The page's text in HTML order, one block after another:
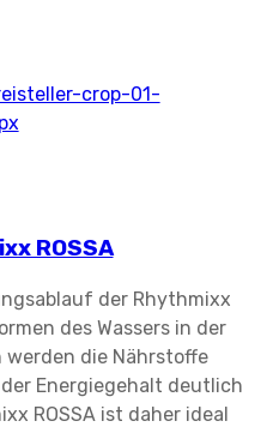
ROSSA
der Rhythmixx
des Wassers in der
werden die Nährstoffe
Energiegehalt deutlich
ROSSA ist daher ideal